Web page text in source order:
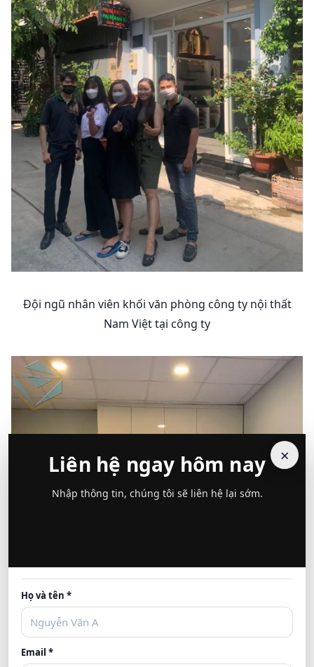
Đội ngũ nhân viên khối văn phòng công ty nội thất
Nam Việt tại công ty
×
Liên hệ ngay hôm nay
Nhập thông tin, chúng tôi sẽ liên hệ lại sớm.
Họ và tên *
Email *